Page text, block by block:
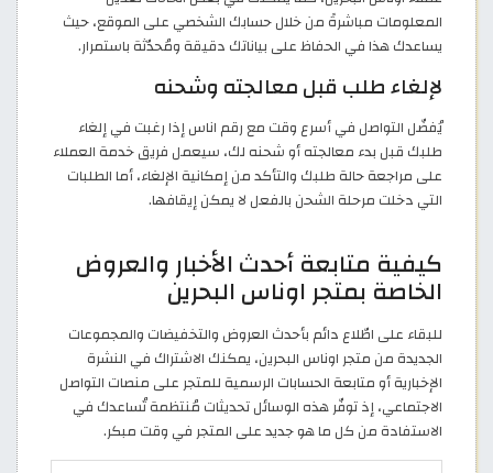
المعلومات مباشرةً من خلال حسابك الشخصي على الموقع، حيث
يساعدك هذا في الحفاظ على بياناتك دقيقة ومُحدّثة باستمرار.
لإلغاء طلب قبل معالجته وشحنه
يُفضّل التواصل في أسرع وقت مع رقم اناس إذا رغبت في إلغاء
طلبك قبل بدء معالجته أو شحنه لك، سيعمل فريق خدمة العملاء
على مراجعة حالة طلبك والتأكد من إمكانية الإلغاء، أما الطلبات
التي دخلت مرحلة الشحن بالفعل لا يمكن إيقافها.
كيفية متابعة أحدث الأخبار والعروض
الخاصة بمتجر اوناس البحرين
للبقاء على اطّلاع دائم بأحدث العروض والتخفيضات والمجموعات
الجديدة من متجر اوناس البحرين، يمكنك الاشتراك في النشرة
الإخبارية أو متابعة الحسابات الرسمية للمتجر على منصات التواصل
الاجتماعي، إذ توفّر هذه الوسائل تحديثات مُنتظمة تُساعدك في
الاستفادة من كل ما هو جديد على المتجر في وقت مبكر.